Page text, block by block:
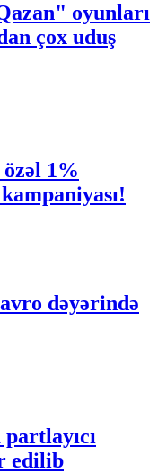
oyunları
çox uduş
1%
dəyərində
edilib